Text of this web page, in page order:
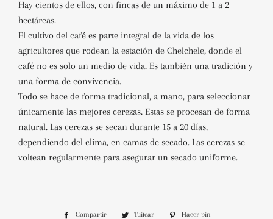
Hay cientos de ellos, con fincas de un máximo de 1 a 2
hectáreas.
El cultivo del café es parte integral de la vida de los
agricultores que rodean la estación de Chelchele, donde el
café no es solo un medio de vida. Es también una tradición y
una forma de convivencia.
Todo se hace de forma tradicional, a mano, para seleccionar
únicamente las mejores cerezas. Estas se procesan de forma
natural. Las cerezas se secan durante 15 a 20 días,
dependiendo del clima, en camas de secado. Las cerezas se
voltean regularmente para asegurar un secado uniforme.
Compartir
CompartirTuitear
Tuitear
Hacer pin